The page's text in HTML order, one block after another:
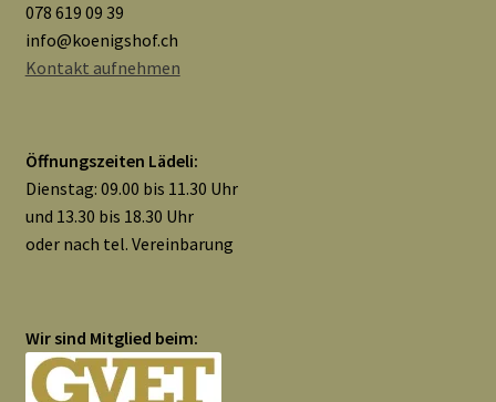
Zahlungsarten
078 619 09 39
info@koenigshof.ch
Kontakt aufnehmen
Öffnungszeiten Lädeli:
Dienstag: 09.00 bis 11.30 Uhr
und 13.30 bis 18.30 Uhr
oder nach tel. Vereinbarung
Wir sind Mitglied beim: